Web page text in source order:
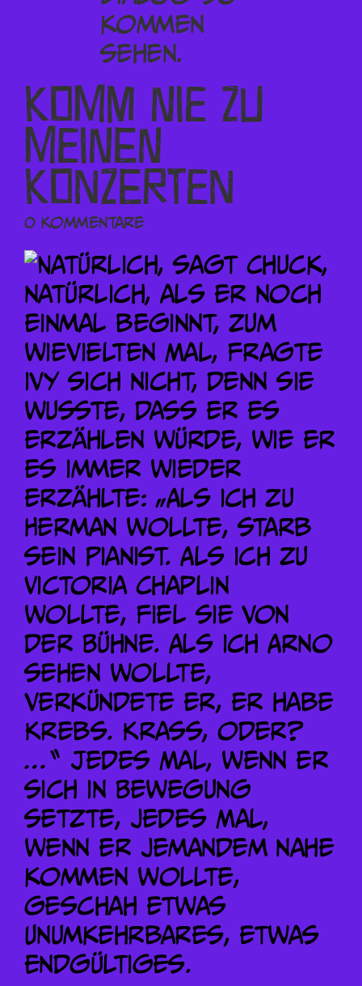
Komm nie zu
meinen
Konzerten
0 Kommentare